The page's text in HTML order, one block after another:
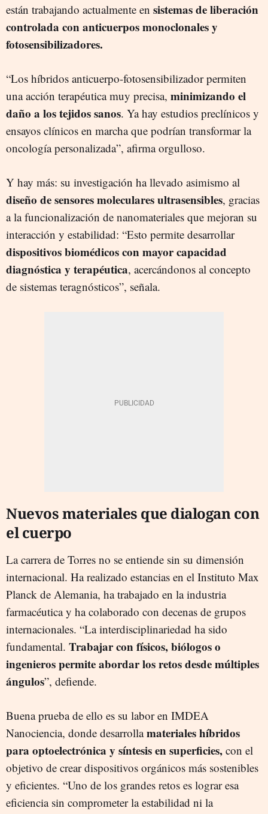
están trabajando actualmente en sistemas de liberación
controlada con anticuerpos monoclonales y
fotosensibilizadores.
“Los híbridos anticuerpo-fotosensibilizador permiten
una acción terapéutica muy precisa, minimizando el
daño a los tejidos sanos. Ya hay estudios preclínicos y
ensayos clínicos en marcha que podrían transformar la
oncología personalizada”, afirma orgulloso.
Y hay más: su investigación ha llevado asimismo al
diseño de sensores moleculares ultrasensibles, gracias
a la funcionalización de nanomateriales que mejoran su
interacción y estabilidad: “Esto permite desarrollar
dispositivos biomédicos con mayor capacidad
diagnóstica y terapéutica, acercándonos al concepto
de sistemas teragnósticos”, señala.
Nuevos materiales que dialogan con
el cuerpo
La carrera de Torres no se entiende sin su dimensión
internacional. Ha realizado estancias en el Instituto Max
Planck de Alemania, ha trabajado en la industria
farmacéutica y ha colaborado con decenas de grupos
internacionales. “La interdisciplinariedad ha sido
fundamental. Trabajar con físicos, biólogos o
ingenieros permite abordar los retos desde múltiples
ángulos”, defiende.
Buena prueba de ello es su labor en IMDEA
Nanociencia, donde desarrollamateriales híbridos
para optoelectrónica y síntesis en superficies, con el
objetivo de crear dispositivos orgánicos más sostenibles
y eficientes. “Uno de los grandes retos es lograr esa
eficiencia sin comprometer la estabilidad ni la